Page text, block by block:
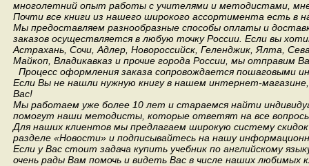
многолетний опыт работы с учителями и методистами,
Почти все книги из нашего широкого ассортимента есть в
Мы предоставляем разнообразные способы оплаты и
заказов осуществляется в любую точку России. Если вы
Астрахань, Сочи, Адлер, Новороссийск, Геленджик, Ялта,
Майкоп, Владикавказ и прочие города России, мы отправим
Процесс оформления заказа сопровождается пошаговыми
Если Вы не нашли нужную книгу в нашем интернет-
Вас!
Мы работаем уже более 10 лет и стараемся найти
помогут наши методисты, которые ответят на все
Для наших клиентов мы предлагаем широкую систему
разделе «Новости» и подписывайтесь на нашу
Если у Вас стоит задача купить учебник по английскому
очень рады Вам помочь и видеть Вас в числе наших любимых